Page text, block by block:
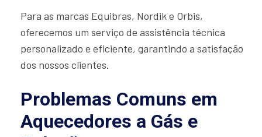
Para as marcas Equibras, Nordik e Orbis,
oferecemos um serviço de assistência técnica
personalizado e eficiente, garantindo a satisfação
dos nossos clientes.
Problemas Comuns em
Aquecedores a Gás e